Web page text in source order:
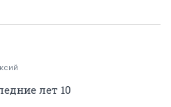
лет 10